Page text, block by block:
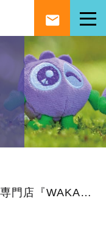
【求人募集】ブルーベリー専門店『WAKASA&U』で一緒に働く仲間を募集中です。